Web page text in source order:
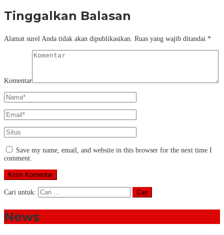
Tinggalkan Balasan
Alamat surel Anda tidak akan dipublikasikan. Ruas yang wajib ditandai *
Komentar
Save my name, email, and website in this browser for the next time I
comment.
Cari untuk:
News